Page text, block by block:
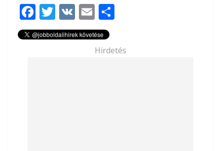
F
ac
e
T
w
itt
V
K
E
m
ai
l
za
m
Hirdetés